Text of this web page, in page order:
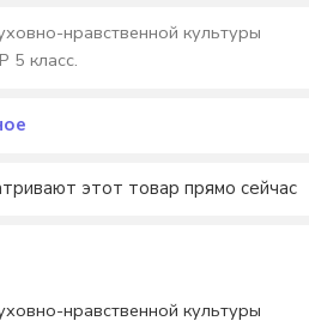
нравственной культуры
5 класс.
этот товар прямо сейчас
нравственной культуры